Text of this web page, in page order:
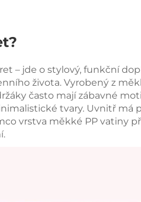
– jde o stylový, funkční
života. Vyrobený z
často mají zábavné
tvary. Uvnitř má
vrstva měkké PP vatiny